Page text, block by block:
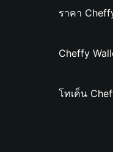
ราคา
Cheffy
โทเค็น